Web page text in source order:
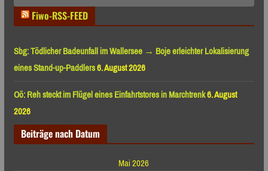
Fiwo-RSS-FEED
Sbg: Tödlicher Badeunfall im Wallersee → Boje erleichter Lokalisierung
eines Stand-up-Paddlers6. August 2026
Oö: Reh steckt im Flügel eines Einfahrtstores in Marchtrenk6. August
2026
Beiträge nach Datum
Mai 2026